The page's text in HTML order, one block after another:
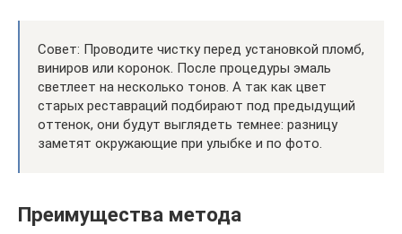
Совет: Проводите чистку перед установкой пломб,
виниров или коронок. После процедуры эмаль
светлеет на несколько тонов. А так как цвет
старых реставраций подбирают под предыдущий
оттенок, они будут выглядеть темнее: разницу
заметят окружающие при улыбке и по фото.
Преимущества метода